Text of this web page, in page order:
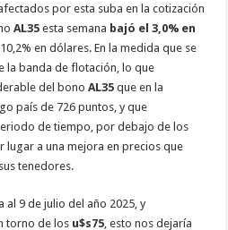
por esta suba en la cotización
AL35 esta semana bajó el 3,0% en
en dólares. En la medida que se
la banda de flotación, lo que
del bonoAL35 que en la
país de 726 puntos, y que
de tiempo, por debajo de los
lugar a una mejora en precios que
tenedores.
al 9 de julio del año 2025, y
torno de los u$s75 , esto nos dejaría